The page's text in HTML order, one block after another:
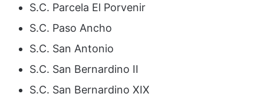
S.C. Parcela El Porvenir
S.C. Paso Ancho
S.C. San Antonio
S.C. San Bernardino II
S.C. San Bernardino XIX